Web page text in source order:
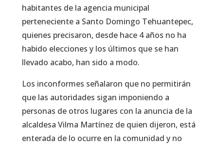
habitantes de la agencia municipal
perteneciente a Santo Domingo Tehuantepec,
quienes precisaron, desde hace 4 años no ha
habido elecciones y los últimos que se han
llevado acabo, han sido a modo.
Los inconformes señalaron que no permitirán
que las autoridades sigan imponiendo a
personas de otros lugares con la anuncia de la
alcaldesa Vilma Martínez de quien dijeron, está
enterada de lo ocurre en la comunidad y no